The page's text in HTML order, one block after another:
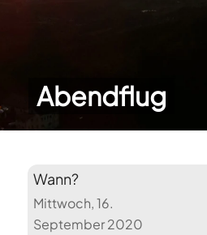
Abendflug
Wann?
Mittwoch, 16.
September 2020